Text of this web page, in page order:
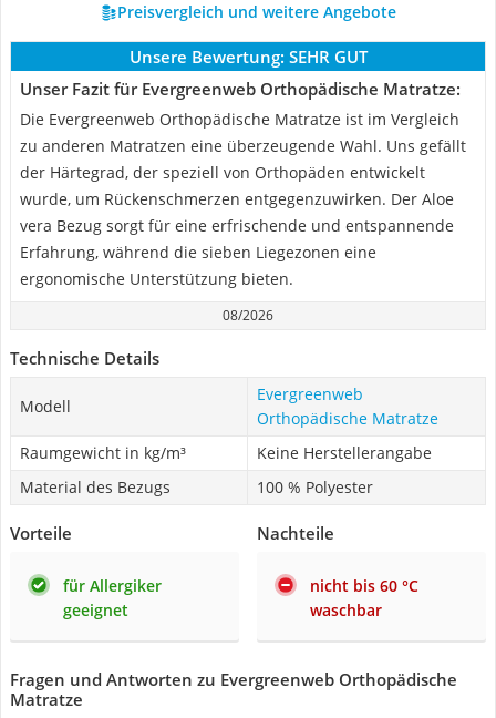
Preisvergleich und weitere Angebote
Unsere Bewertung: SEHR GUT
Unser Fazit für Evergreenweb Orthopädische Matratze:
Die Evergreenweb Orthopädische Matratze ist im Vergleich
zu anderen Matratzen eine überzeugende Wahl. Uns gefällt
der Härtegrad, der speziell von Orthopäden entwickelt
wurde, um Rückenschmerzen entgegenzuwirken. Der Aloe
vera Bezug sorgt für eine erfrischende und entspannende
Erfahrung, während die sieben Liegezonen eine
ergonomische Unterstützung bieten.
08/2026
Technische Details
Modell
Evergreenweb
Orthopädische Matratze
Raumgewicht in kg/m³
Keine Herstellerangabe
Material des Bezugs
100 % Polyester
Vorteile
für Allergiker
geeignet
Nachteile
nicht bis 60 °C
waschbar
Fragen und Antworten zu Evergreenweb Orthopädische
Matratze